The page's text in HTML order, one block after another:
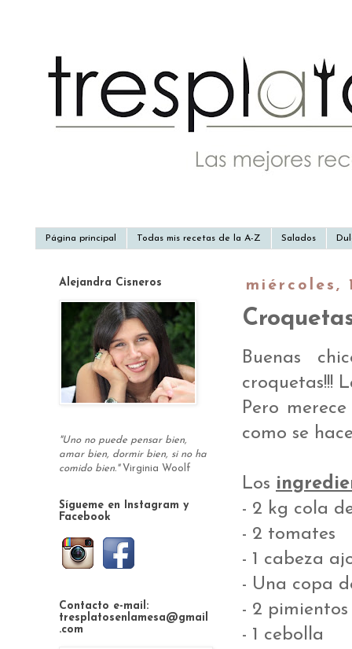
Página principal Todas mis recetas de la A-Z Salados
miércoles,
Buenas
croquetas!!!
Pero
como se
Los
- 2 kg cola
- 2 tomates
- 1 cabeza
- Una copa
- 2 pimientos
- 1 cebolla
Alejandra Cisneros
"Uno no puede pensar bien,
amar bien, dormir bien, si no ha
comido bien." Virginia Woolf
Sígueme en Instagram y
Facebook
Contacto e-mail:
tresplatosenlamesa@gmail
.com